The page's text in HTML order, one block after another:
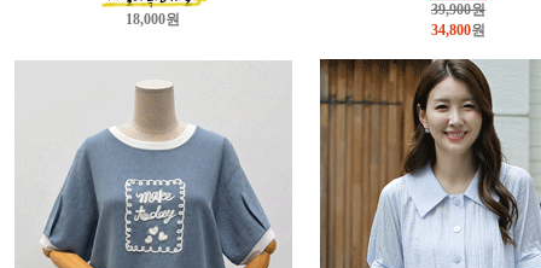
18,000원
39,900원
34,800원